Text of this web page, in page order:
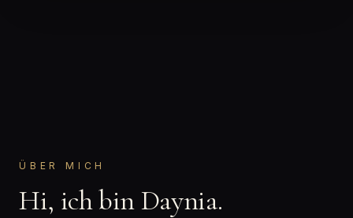
ÜBER MICH
Hi, ich bin Daynia.